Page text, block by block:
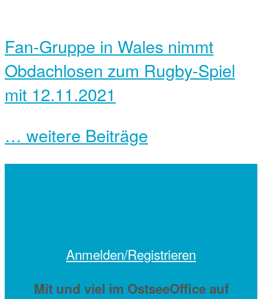
Fan-Gruppe in Wales nimmt
Obdachlosen zum Rugby-Spiel
mit 12.11.2021
… weitere Beiträge
Anmelden/Registrieren
Mit und viel im OstseeOffice auf